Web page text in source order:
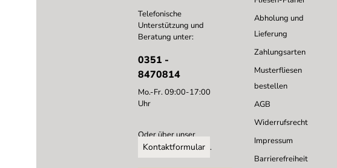
Telefonische
Unterstützung und
Beratung unter:
0351 -
8470814
Mo.-Fr. 09:00-17:00
Uhr
Oder über unser
Kontaktformular .
Abholung und
Lieferung
Zahlungsarten
Musterfliesen
bestellen
AGB
Widerrufsrecht
Impressum
Barrierefreiheit